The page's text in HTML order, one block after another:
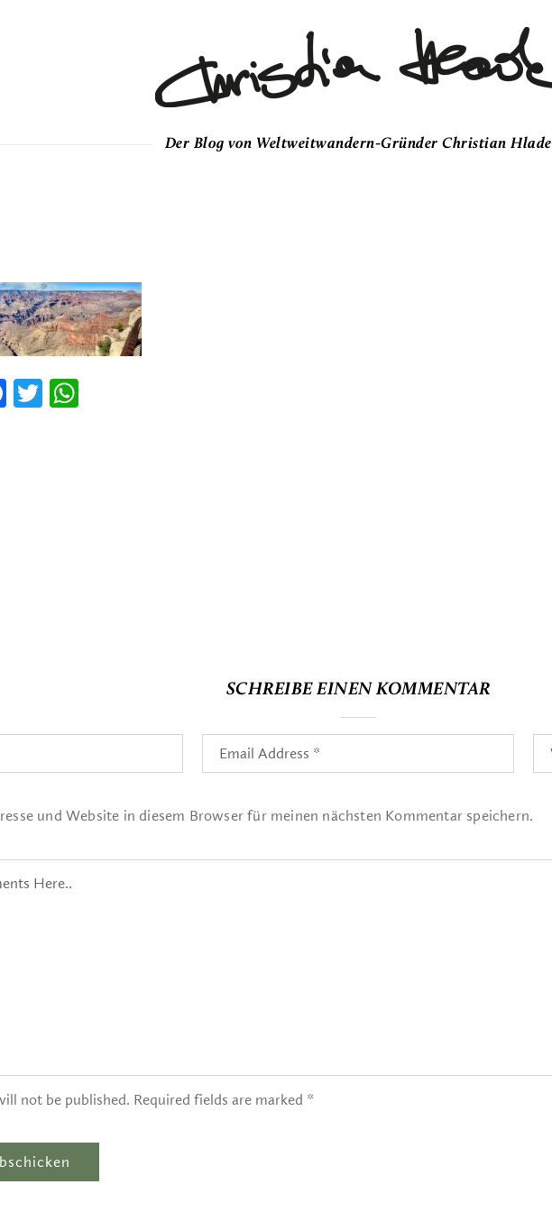
Der Blog von Weltweitwandern-Gründer Christian Hlade
FacebookTwitter
SCHREIBE EINEN KOMMENTAR
und Website in diesem Browser für meinen nächsten Kommentar speichern.
not be published. Required fields are marked *